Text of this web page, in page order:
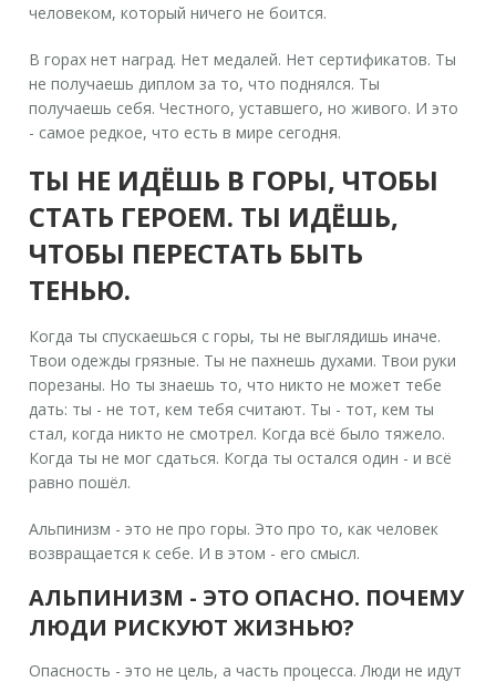
человеком, который ничего не боится.
В горах нет наград. Нет медалей. Нет сертификатов. Ты
не получаешь диплом за то, что поднялся. Ты
получаешь себя. Честного, уставшего, но живого. И это
- самое редкое, что есть в мире сегодня.
ТЫ НЕ ИДЁШЬ В ГОРЫ, ЧТОБЫ
СТАТЬ ГЕРОЕМ. ТЫ ИДЁШЬ,
ЧТОБЫ ПЕРЕСТАТЬ БЫТЬ
ТЕНЬЮ.
Когда ты спускаешься с горы, ты не выглядишь иначе.
Твои одежды грязные. Ты не пахнешь духами. Твои руки
порезаны. Но ты знаешь то, что никто не может тебе
дать: ты - не тот, кем тебя считают. Ты - тот, кем ты
стал, когда никто не смотрел. Когда всё было тяжело.
Когда ты не мог сдаться. Когда ты остался один - и всё
равно пошёл.
Альпинизм - это не про горы. Это про то, как человек
возвращается к себе. И в этом - его смысл.
АЛЬПИНИЗМ - ЭТО ОПАСНО. ПОЧЕМУ
ЛЮДИ РИСКУЮТ ЖИЗНЬЮ?
Опасность - это не цель, а часть процесса. Люди не идут